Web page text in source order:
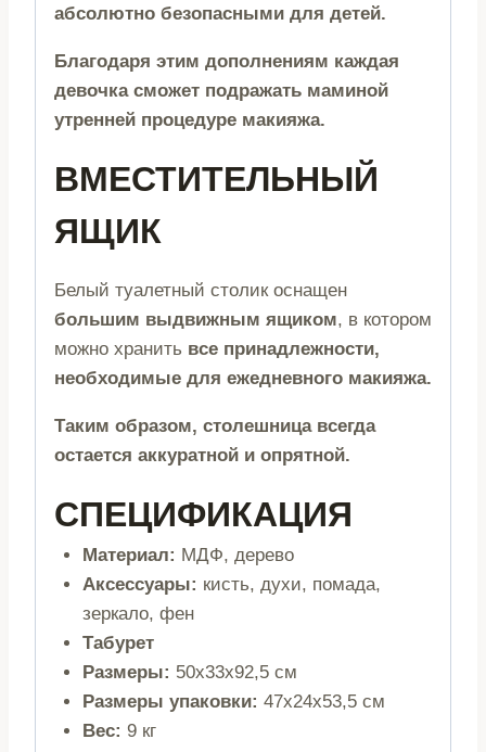
абсолютно безопасными для детей.
Благодаря этим дополнениям каждая
девочка сможет подражать маминой
утренней процедуре макияжа.
ВМЕСТИТЕЛЬНЫЙ
ЯЩИК
Белый туалетный столик оснащен
большим выдвижным ящиком, в котором
можно хранить все принадлежности,
необходимые для ежедневного макияжа.
Таким образом, столешница всегда
остается аккуратной и опрятной.
СПЕЦИФИКАЦИЯ
Материал: МДФ, дерево
Аксессуары: кисть, духи, помада,
зеркало, фен
Табурет
Размеры: 50x33x92,5 см
Размеры упаковки: 47x24x53,5 см
Вес: 9 кг